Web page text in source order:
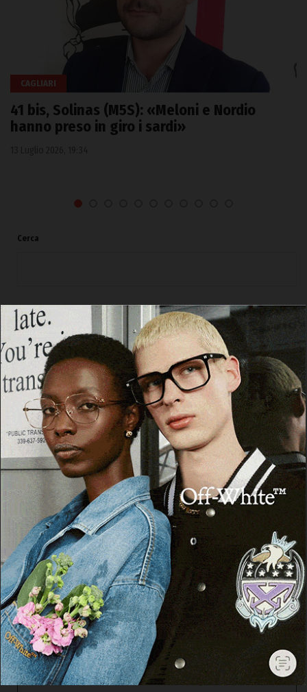
CAGLIARI
41 bis, Solinas (M5S): «Meloni e Nordio
hanno preso in giro i sardi»
Cerca
Cerca
Facebook
Threads
Instagram
X YouTube